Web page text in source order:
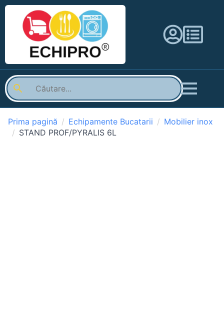
Prima pagină Echipamente Bucatarii
Mobilier inox
STAND PROF/PYRALIS 6L